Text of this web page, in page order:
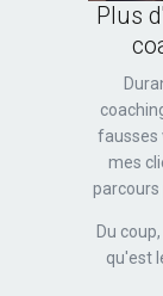
Plus
fausses
mes
parcours
Du
qu'est